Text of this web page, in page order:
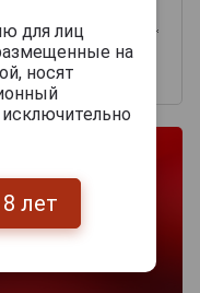
для лиц
на
носят
лет